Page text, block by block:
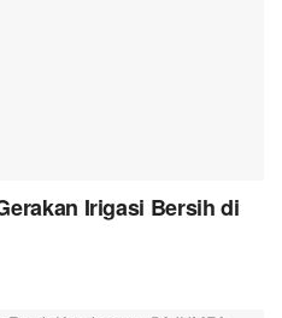
Irigasi Bersih di